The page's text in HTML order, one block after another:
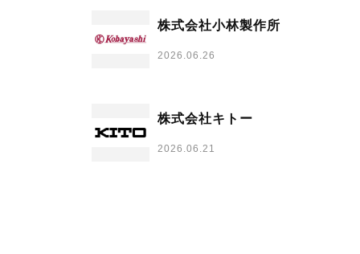
株式会社小林製作所
2026.06.26
株式会社キトー
2026.06.21